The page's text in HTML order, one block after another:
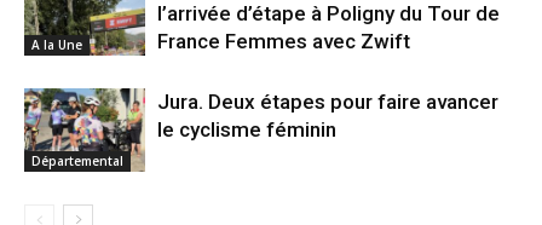
A la Une
l’arrivée d’étape à Poligny du Tour de
France Femmes avec Zwift
Départemental
Jura. Deux étapes pour faire avancer
le cyclisme féminin